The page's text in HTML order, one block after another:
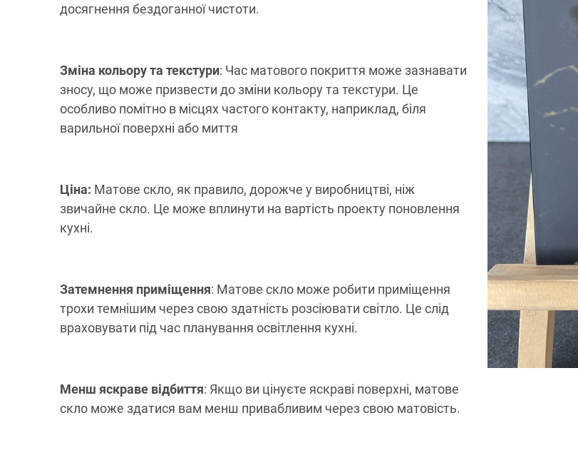
досягнення бездоганної чистоти.
Зміна кольору та текстури: Час матового покриття може зазнавати
зносу, що може призвести до зміни кольору та текстури. Це
особливо помітно в місцях частого контакту, наприклад, біля
варильної поверхні або миття
Ціна: Матове скло, як правило, дорожче у виробництві, ніж
звичайне скло. Це може вплинути на вартість проекту поновлення
кухні.
Затемнення приміщення: Матове скло може робити приміщення
трохи темнішим через свою здатність розсіювати світло. Це слід
враховувати під час планування освітлення кухні.
Менш яскраве відбиття: Якщо ви цінуєте яскраві поверхні, матове
скло може здатися вам менш привабливим через свою матовість.